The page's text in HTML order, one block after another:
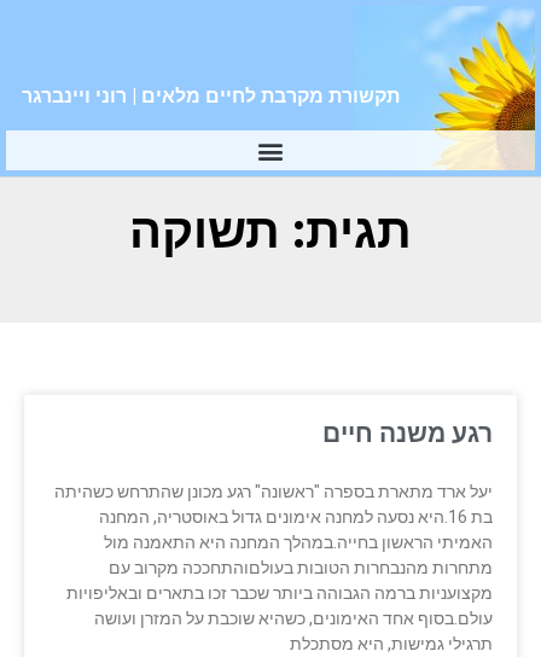
תקשורת מקרבת לחיים מלאים | רוני ויינברגר
תגית: תשוקה
רגע משנה חיים
יעל ארד מתארת בספרה "ראשונה" רגע מכונן שהתרחש כשהיתה
בת 16.היא נסעה למחנה אימונים גדול באוסטריה, המחנה
האמיתי הראשון בחייה.במהלך המחנה היא התאמנה מול
מתחרות מהנבחרות הטובות בעולםוהתחככה מקרוב עם
מקצועניות ברמה הגבוהה ביותר שכבר זכו בתארים ובאליפויות
עולם.בסוף אחד האימונים, כשהיא שוכבת על המזרן ועושה
תרגילי גמישות, היא מסתכלת